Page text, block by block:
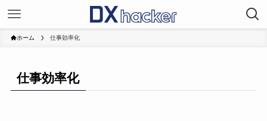
ホーム 仕事効率化
仕事効率化